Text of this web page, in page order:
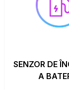
SENZOR DE
A